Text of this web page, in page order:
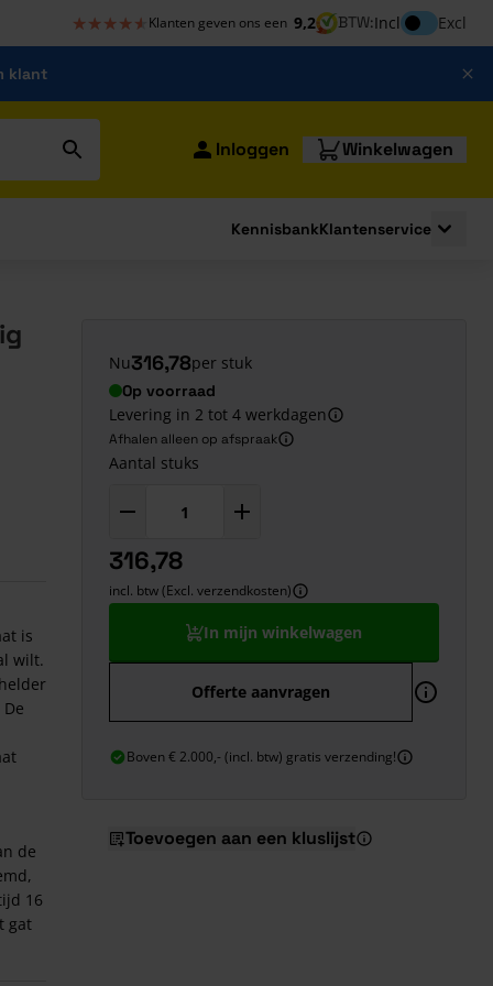
★★★★★
★★★★★ Klanten geven ons een 9,2 BTW:InclInclusief btw
Excl
klant
Inloggen Winkelwagen
KennisbankKlantenservice
is
wilt.
de
16
gat
Nu316,78per stuk
Op voorraad
Levering in 2 tot 4 werkdagen
Afhalen alleen op afspraak
Aantal stuks
316,78
incl. btw (Excl. verzendkosten)
In mijn winkelwagen
Offerte aanvragen
Boven € 2.000,- (incl. btw) gratis verzending!
Toevoegen aan een kluslijst